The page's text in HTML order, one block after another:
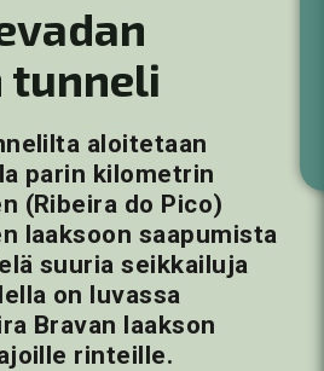
tunneli
aloitetaan
parin kilometrin
(Ribeira do Pico)
laaksoon saapumista
suuria seikkailuja
on luvassa
Bravan laakson
rinteille.